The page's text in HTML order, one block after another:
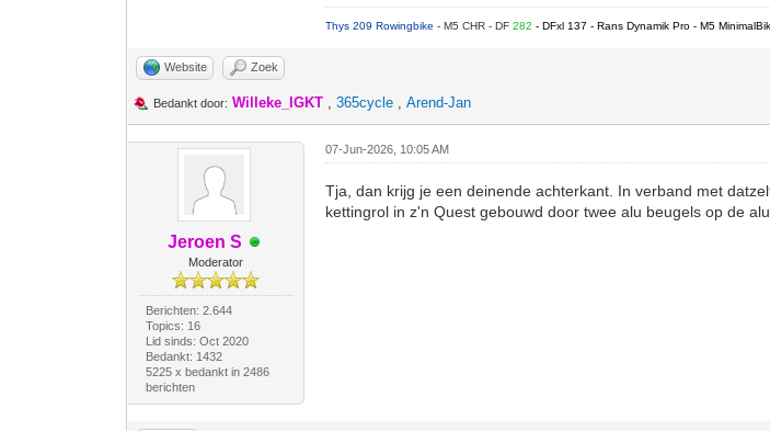
Thys 209 Rowingbike- M5 CHR - DF282- DFxl 137 - Rans Dynamik Pro - M5
Website Zoek
Bedankt door: Willeke_IGKT ,365cycle ,Arend-Jan
Jeroen S
Moderator
Berichten: 2.644
Topics: 16
Lid sinds: Oct 2020
Bedankt: 1432
5225 x bedankt in 2486
berichten
07-Jun-2026, 10:05 AM
Tja, dan krijg je een deinende achterkant. In verband met
kettingrol in z'n Quest gebouwd door twee alu beugels op de